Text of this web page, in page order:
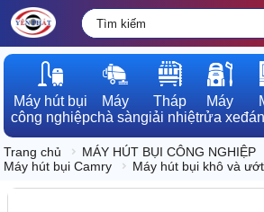
Máy hút bụi
công nghiệp
Máy
chà sàn
Tháp
giải nhiệt
Máy
rửa xe
Trang chủ
MÁY HÚT BỤI CÔNG NGHIỆP
Máy hút bụi Camry
Máy hút bụi khô và ướt